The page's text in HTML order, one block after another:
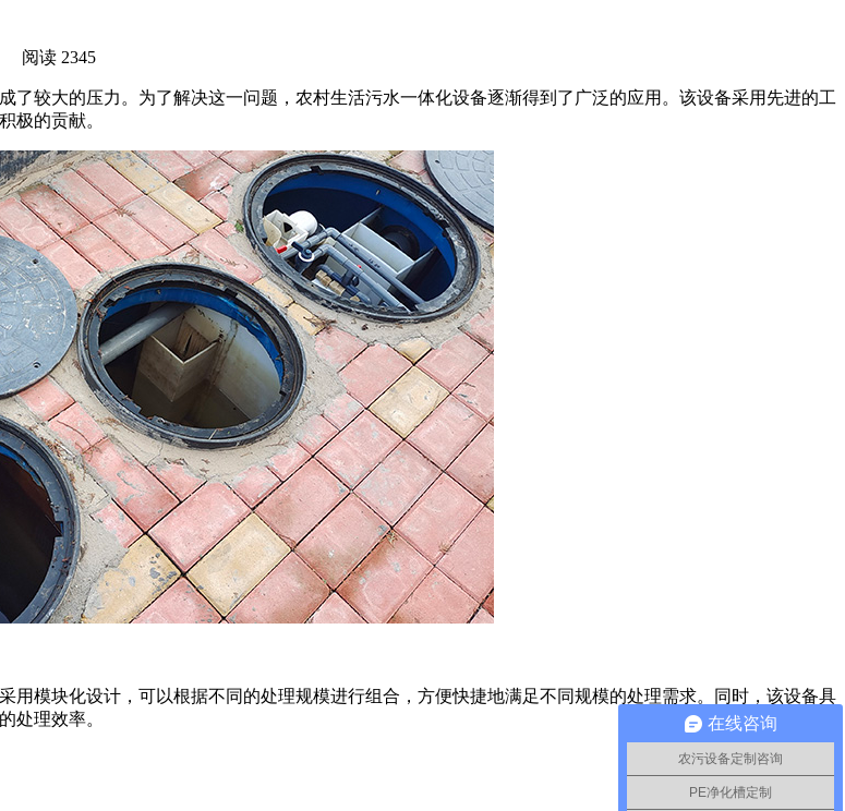
阅读 2345
较大的压力。为了解决这一问题，农村生活污水一体化设备逐渐得到了广泛的应用。该设备采用先进的工
极的贡献。
模块化设计，可以根据不同的处理规模进行组合，方便快捷地满足不同规模的处理需求。同时，该设备具
处理效率。
在线咨询
农污设备定制咨询
PE净化槽定制